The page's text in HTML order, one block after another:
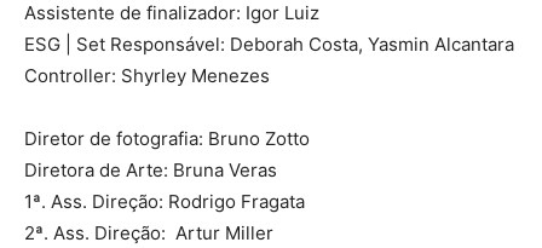
Assistente de finalizador: Igor Luiz
ESG | Set Responsável: Deborah Costa, Yasmin Alcantara
Controller: Shyrley Menezes
Diretor de fotografia: Bruno Zotto
Diretora de Arte: Bruna Veras
1ª. Ass. Direção: Rodrigo Fragata
2ª. Ass. Direção: Artur Miller